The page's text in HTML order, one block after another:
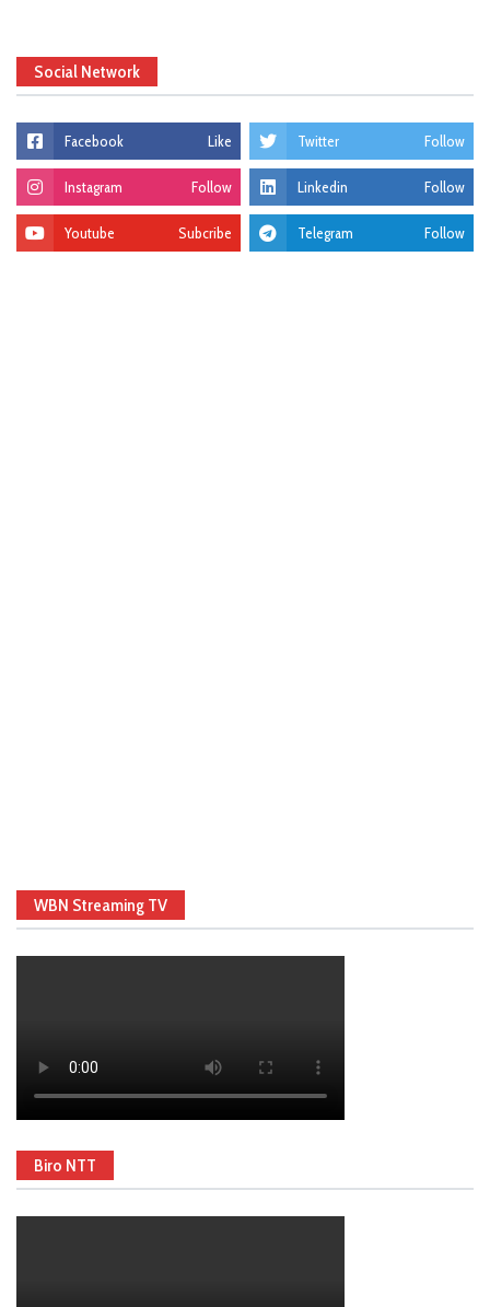
Social Network
Facebook Like Twitter Follow
Instagram Follow Linkedin Follow
Youtube Subcribe Telegram Follow
WBN Streaming TV
Biro NTT